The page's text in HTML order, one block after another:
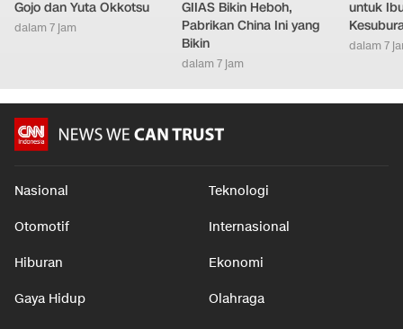
Mobil Terbang X2 di
GIIAS Bikin Heboh,
dalam 7 jam
7
Nasional Teknologi
Otomotif Internasional